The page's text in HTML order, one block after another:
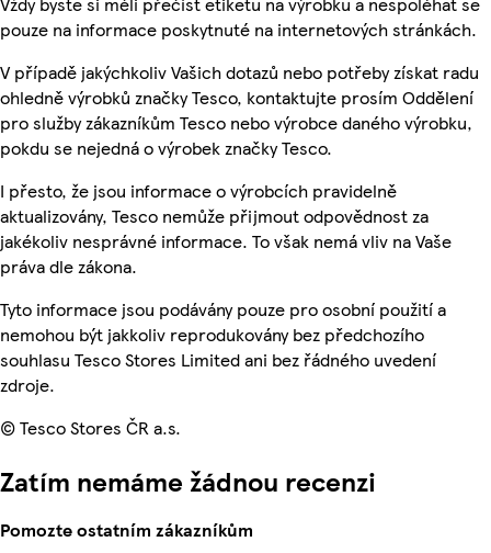
pouze na informace poskytnuté na internetových stránkách.
V případě jakýchkoliv Vašich dotazů nebo potřeby získat radu
ohledně výrobků značky Tesco, kontaktujte prosím Oddělení
pro služby zákazníkům Tesco nebo výrobce daného výrobku,
pokdu se nejedná o výrobek značky Tesco.
I přesto, že jsou informace o výrobcích pravidelně
aktualizovány, Tesco nemůže přijmout odpovědnost za
jakékoliv nesprávné informace. To však nemá vliv na Vaše
práva dle zákona.
Tyto informace jsou podávány pouze pro osobní použití a
nemohou být jakkoliv reprodukovány bez předchozího
souhlasu Tesco Stores Limited ani bez řádného uvedení
zdroje.
© Tesco Stores ČR a.s.
Zatím nemáme žádnou recenzi
Pomozte ostatním zákazníkům